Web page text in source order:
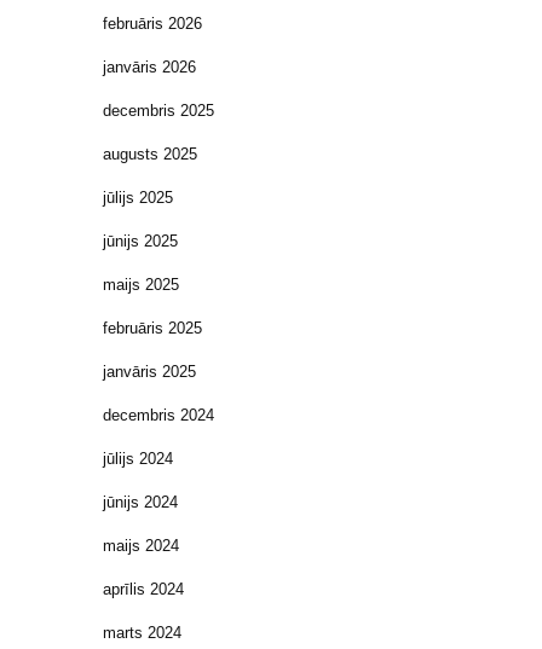
februāris 2026
janvāris 2026
decembris 2025
augusts 2025
jūlijs 2025
jūnijs 2025
maijs 2025
februāris 2025
janvāris 2025
decembris 2024
jūlijs 2024
jūnijs 2024
maijs 2024
aprīlis 2024
marts 2024